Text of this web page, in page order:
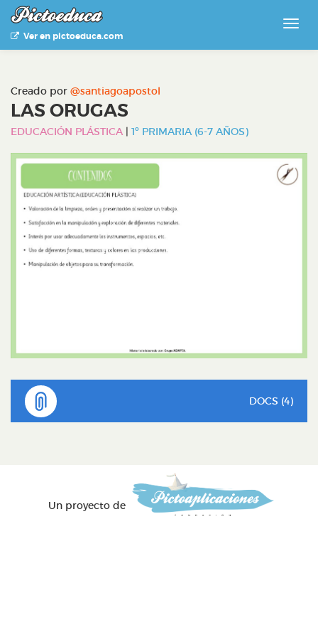
Ver en pictoeduca.com
Creado por @santiagoapostol
LAS ORUGAS
EDUCACIÓN PLÁSTICA | 1º PRIMARIA (6-7 AÑOS)
DOCS (4)
Un proyecto de